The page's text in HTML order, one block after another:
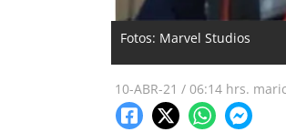
Fotos: Marvel Studios
10-ABR-21 / 06:14 hrs.